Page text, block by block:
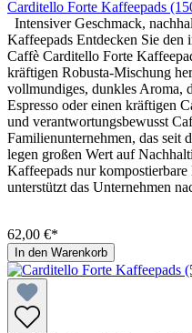
Carditello Forte Kaffeepads
Intensiver Geschmack,
Kaffeepads Entdecken Sie den
Caffè Carditello Forte
kräftigen Robusta-Mischung
vollmundiges, dunkles Aroma,
Espresso oder einen kräftigen
und verantwortungsbewusst
Familienunternehmen, das seit
legen großen Wert auf
Kaffeepads nur
unterstützt das Unternehmen
62,00 €*
In den Warenkorb